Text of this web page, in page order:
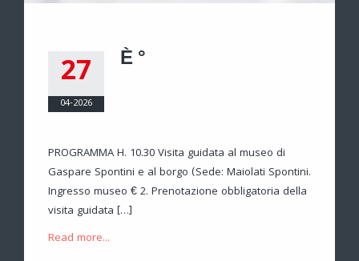
27
04-2026
È °
PROGRAMMA H. 10.30 Visita guidata al museo di
Gaspare Spontini e al borgo (Sede: Maiolati Spontini.
Ingresso museo € 2. Prenotazione obbligatoria della
visita guidata […]
Read more...